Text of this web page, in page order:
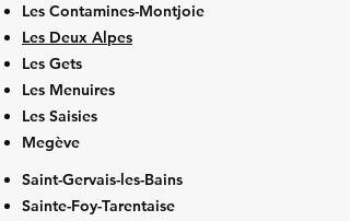
Les Contamines-Montjoie
Les Deux Alpes
Les Gets
Les Menuires
Les Saisies
Megève
Saint-Gervais-les-Bains
Sainte-Foy-Tarentaise